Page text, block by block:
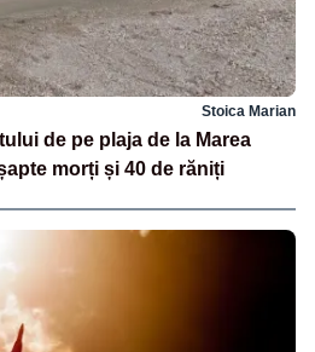
Stoica Marian
de pe plaja de la Marea
morți și 40 de răniți